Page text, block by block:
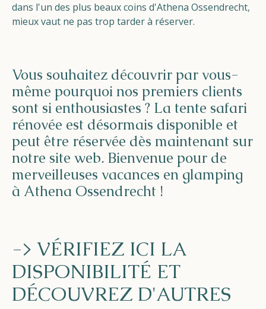
dans l'un des plus beaux coins d'Athena Ossendrecht,
mieux vaut ne pas trop tarder à réserver.
Vous souhaitez découvrir par vous-
même pourquoi nos premiers clients
sont si enthousiastes ? La tente safari
rénovée est désormais disponible et
peut être réservée dès maintenant sur
notre site web. Bienvenue pour de
merveilleuses vacances en glamping
à Athena Ossendrecht !
-> VÉRIFIEZ ICI LA
DISPONIBILITÉ ET
DÉCOUVREZ D'AUTRES